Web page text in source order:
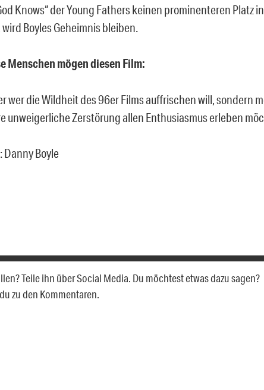
Knows“ der Young Fathers keinen prominenteren Platz
Boyles Geheimnis bleiben.
Menschen mögen diesen Film:
wer die Wildheit des 96er Films auffrischen will, sondern
unweigerliche Zerstörung allen Enthusiasmus erleben
Danny Boyle
Teile ihn über Social Media. Du möchtest etwas dazu sagen?
zu den Kommentaren.